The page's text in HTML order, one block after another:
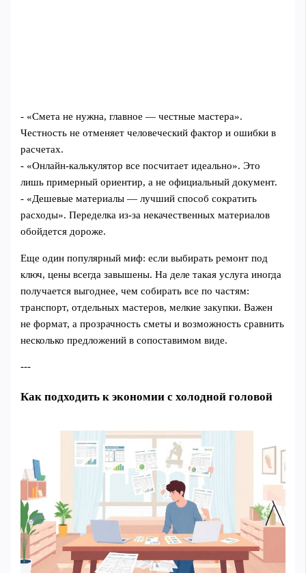
- «Смета не нужна, главное — честные мастера».
Честность не отменяет человеческий фактор и ошибки в
расчетах.
- «Онлайн-калькулятор все посчитает идеально». Это
лишь примерный ориентир, а не официальный документ.
- «Дешевые материалы — лучший способ сократить
расходы». Переделка из-за некачественных материалов
обойдется дороже.
Еще один популярный миф: если выбирать ремонт под
ключ, цены всегда завышены. На деле такая услуга иногда
получается выгоднее, чем собирать все по частям:
транспорт, отдельных мастеров, мелкие закупки. Важен
не формат, а прозрачность сметы и возможность сравнить
несколько предложений в сопоставимом виде.
---
Как подходить к экономии с холодной головой